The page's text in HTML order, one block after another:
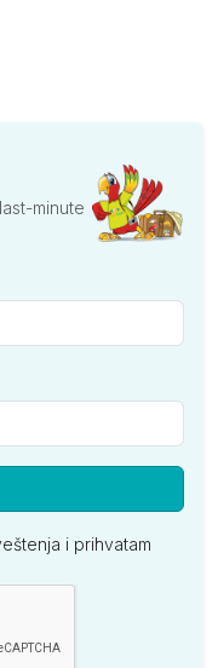
minute
i prihvatam